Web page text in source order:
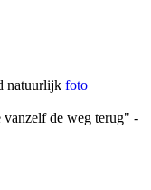
natuurlijk foto
de weg terug" -